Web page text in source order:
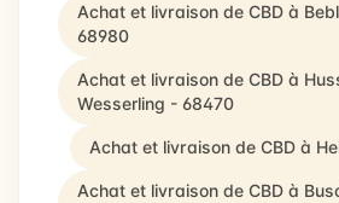
Achat et livraison de CBD à
68980
Achat et livraison de CBD à
Wesserling - 68470
Achat et livraison de CBD à
Achat et livraison de CBD à